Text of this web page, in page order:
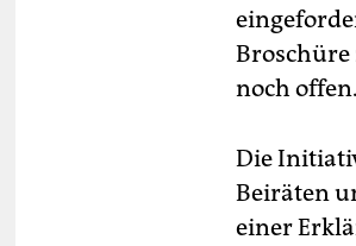
noch offen.
Die
Beiräten
einer